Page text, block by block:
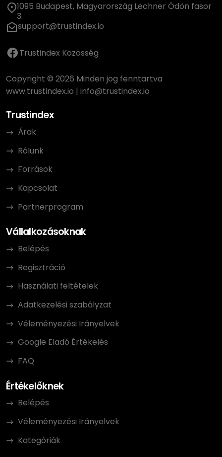
1095 Budapest, Magyarország Lechner Ödön fasor
3.
support@trustindex.io
Trustindex Közösség
Copyright © 2026 Minden jog fenntartva
www.trustindex.io | info@trustindex.io
Trustindex
Árak
Rólunk
Források
Kapcsolat
Partnerprogram
Vállalkozásoknak
Belépés
Regisztráció
Használati feltételek
Adatkezelési szabályzat
Véleményezési Irányelvek
Google Eladó Értékelés
FAQ
Értékelőknek
Belépés
Véleményezési Irányelvek
Kategóriák